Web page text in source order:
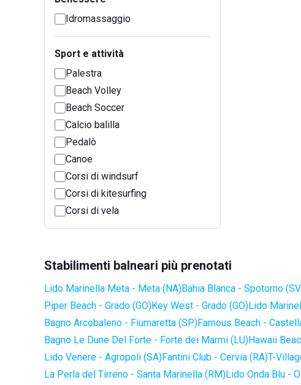
Idromassaggio
Sport e attività
Palestra
Beach Volley
Beach Soccer
Calcio balilla
Pedalò
Canoe
Corsi di windsurf
Corsi di kitesurfing
Corsi di vela
Stabilimenti balneari più prenotati
Lido Marinella Meta - Meta (NA)Bahia Blanca - Spotorno
Piper Beach - Grado (GO)Key West - Grado (GO)Lido
Bagno Arcobaleno - Fiumaretta (SP)Famous Beach -
Bagno Le Dune Del Forte - Forte dei Marmi (LU)Hawaii
Lido Venere - Agropoli (SA)Fantini Club - Cervia (RA)T-
La Perla del Tirreno - Santa Marinella (RM)Lido Onda Blu -